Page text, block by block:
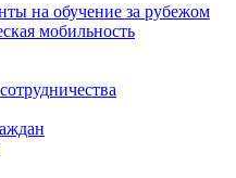
на обучение за рубежом
мобильность